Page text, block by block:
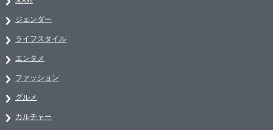
ジェンダー
ライフスタイル
エンタメ
ファッション
グルメ
カルチャー